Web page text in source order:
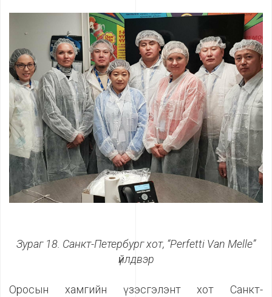
Зураг 18. Санкт-Петербург хот, “Perfetti Van Melle”
үйлдвэр
Оросын хамгийн үзэсгэлэнт хот Санкт-